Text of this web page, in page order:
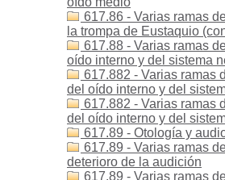
617.86 - Varias ramas
la trompa de Eustaquio
617.88 - Varias ramas
oído interno y del sistema
617.882 - Varias ramas
del oído interno y del
617.882 - Varias ramas
del oído interno y del
617.89 - Otología y
617.89 - Varias ramas
deterioro de la audición
617.89 - Varias ramas